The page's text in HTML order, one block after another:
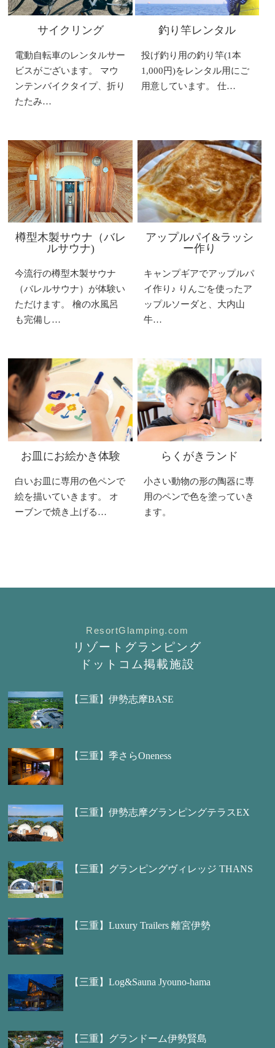
サイクリング
電動自転車のレンタルサー
ビスがございます。 マウ
ンテンバイクタイプ、折り
たたみ…
釣り竿レンタル
投げ釣り用の釣り竿(1本
1,000円)をレンタル用にご
用意しています。 仕…
樽型木製サウナ（バレ
ルサウナ)
今流行の樽型木製サウナ
（バレルサウナ）が体験い
ただけます。 檜の水風呂
も完備し…
アップルパイ&ラッシ
ー作り
キャンプギアでアップルパ
イ作り♪ りんごを使ったア
ップルソーダと、大内山
牛…
お皿にお絵かき体験
白いお皿に専用の色ペンで
絵を描いていきます。 オ
ーブンで焼き上げる…
らくがきランド
小さい動物の形の陶器に専
用のペンで色を塗っていき
ます。
ResortGlamping.com
リゾートグランピング
ドットコム掲載施設
【三重】伊勢志摩BASE
【三重】季さらOneness
【三重】伊勢志摩グランピングテラスEX
【三重】グランピングヴィレッジ THANS
【三重】Luxury Trailers 離宮伊勢
【三重】Log&Sauna Jyouno-hama
【三重】グランドーム伊勢賢島